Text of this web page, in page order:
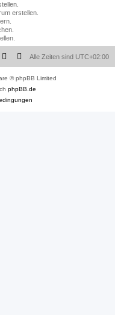
erstellen.
Alle Zeiten sind UTC+02:00
© phpBB Limited
phpBB.de